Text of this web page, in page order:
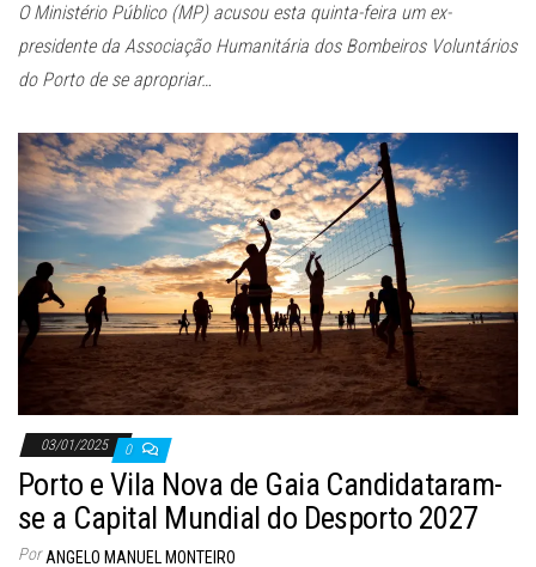
O Ministério Público (MP) acusou esta quinta-feira um ex-
presidente da Associação Humanitária dos Bombeiros Voluntários
do Porto de se apropriar…
03/01/2025 0
Porto e Vila Nova de Gaia Candidataram-
se a Capital Mundial do Desporto 2027
Por ANGELO MANUEL MONTEIRO